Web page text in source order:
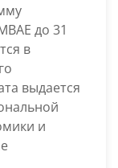
до 31
в
выдается
и